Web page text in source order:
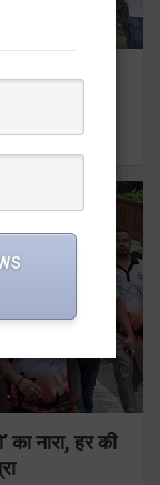
अभियान
का नारा, हर की